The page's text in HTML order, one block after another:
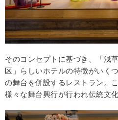
そのコンセプトに基づき、「浅
区」らしいホテルの特徴がいく
の舞台を併設するレストラン。
様々な舞台興行が行われ伝統文